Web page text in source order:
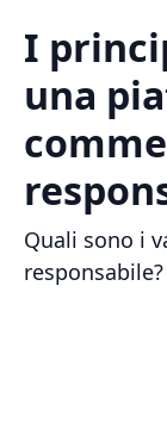
I
una
Quali sono i